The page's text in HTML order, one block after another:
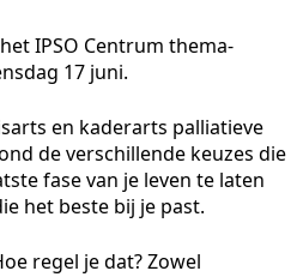
IPSO Centrum thema-
17 juni.
en kaderarts palliatieve
de verschillende keuzes die
fase van je leven te laten
het beste bij je past.
regel je dat? Zowel